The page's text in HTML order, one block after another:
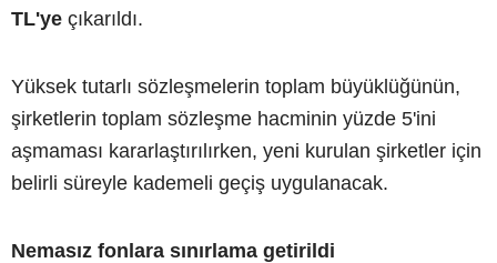
TL'ye çıkarıldı.
Yüksek tutarlı sözleşmelerin toplam büyüklüğünün,
şirketlerin toplam sözleşme hacminin yüzde 5'ini
aşmaması kararlaştırılırken, yeni kurulan şirketler için
belirli süreyle kademeli geçiş uygulanacak.
Nemasız fonlara sınırlama getirildi